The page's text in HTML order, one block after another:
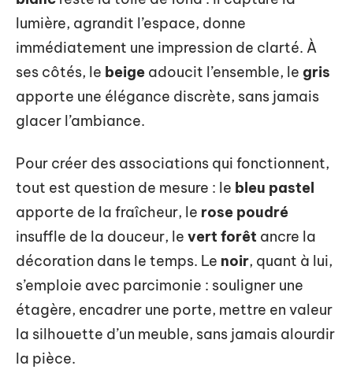
lumière, agrandit l’espace, donne
immédiatement une impression de clarté. À
ses côtés, le beige adoucit l’ensemble, le gris
apporte une élégance discrète, sans jamais
glacer l’ambiance.
Pour créer des associations qui fonctionnent,
tout est question de mesure : le bleu pastel
apporte de la fraîcheur, le rose poudré
insuffle de la douceur, le vert forêt ancre la
décoration dans le temps. Le noir, quant à lui,
s’emploie avec parcimonie : souligner une
étagère, encadrer une porte, mettre en valeur
la silhouette d’un meuble, sans jamais alourdir
la pièce.